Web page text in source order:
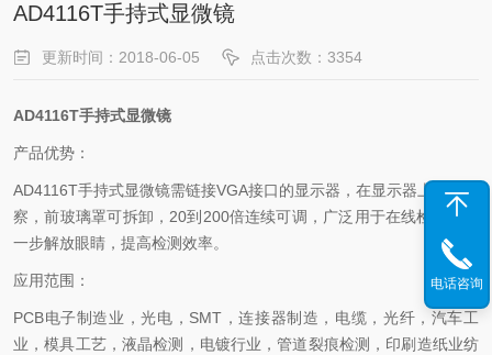
AD4116T手持式显微镜
更新时间：2018-06-05 点击次数：3354
AD4116T手持式显微镜
产品优势：
AD4116T手持式显微镜需链接VGA接口的显示器，在显示器上直接观
察，前玻璃罩可拆卸，20到200倍连续可调，广泛用于在线检测，进
一步解放眼睛，提高检测效率。
应用范围：
PCB电子制造业，光电，SMT，连接器制造，电缆，光纤，汽车工
业，模具工艺，液晶检测，电镀行业，管道裂痕检测，印刷造纸业纺
电话咨询